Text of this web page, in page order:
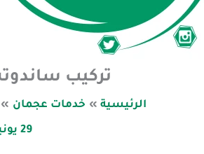
تركيب
الرئيسية خدمات عجمان
29 يونيو، 2026